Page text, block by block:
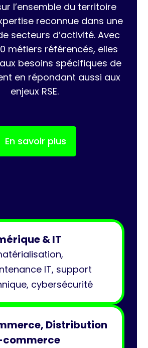
l’ensemble du territoire
reconnue dans une
secteurs d’activité. Avec
métiers référencés, elles
besoins spécifiques de
en répondant aussi aux
enjeux RSE.
En savoir plus
& IT
IT, support
cybersécurité
Distribution
commerce